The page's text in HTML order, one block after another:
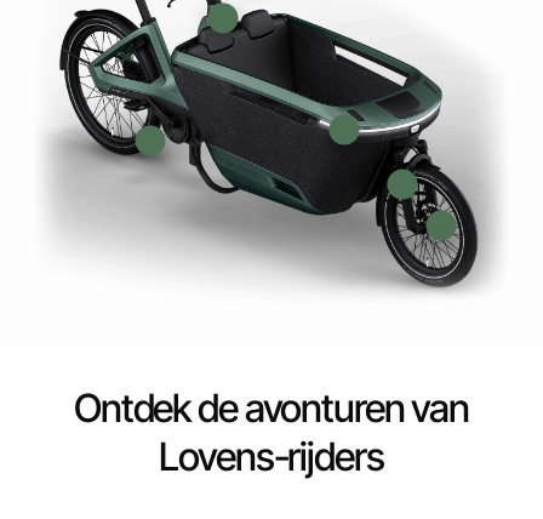
Ontdek de avonturen van
Lovens-rijders